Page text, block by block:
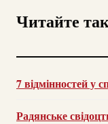
Читайте
7 відмінностей у
Радянське